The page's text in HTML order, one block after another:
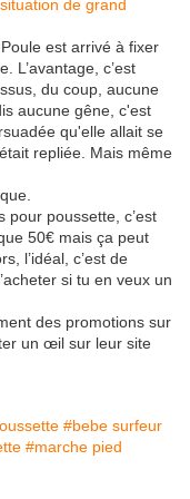
est arrivé à fixer
L’avantage, c’est
du coup, aucune
aucune gêne, c'est
qu'elle allait se
repliée. Mais même
pour poussette, c’est
50€ mais ça peut
l’idéal, c’est de
si tu en veux un
des promotions sur
un œil sur leur site
#bebe surfeur
#marche pied